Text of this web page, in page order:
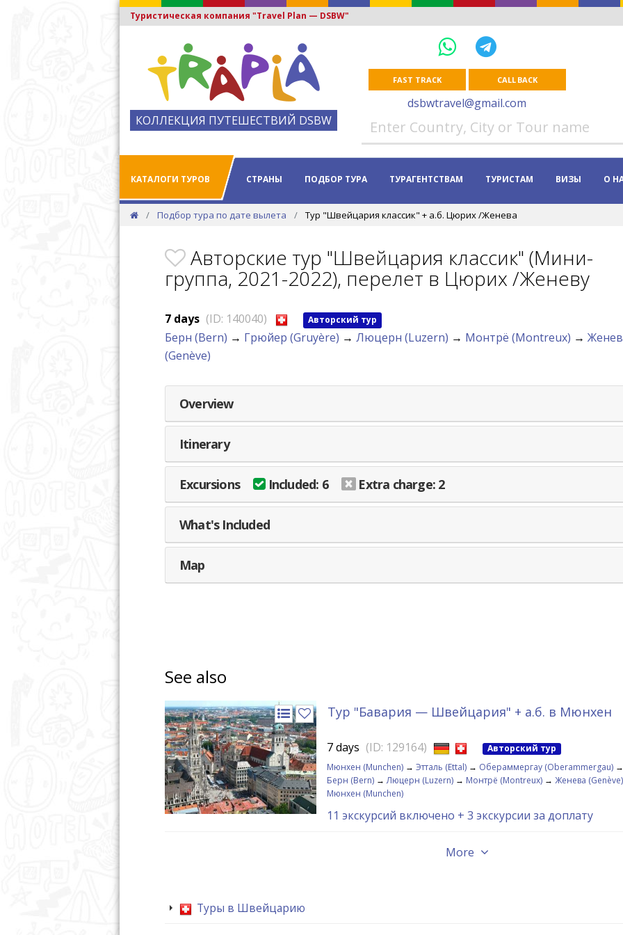
Туристическая компания "Travel Plan — DSBW"
КОЛЛЕКЦИЯ ПУТЕШЕСТВИЙ DSBW
FAST TRACK CALL BACK
dsbwtravel@gmail.com
КАТАЛОГИ ТУРОВ СТРАНЫ ПОДБОР ТУРА ТУРАГЕНТСТВАМ ТУРИСТАМ ВИЗЫ О
Подбор тура по дате вылета Тур "Швейцария классик" + а.б. Цюрих /Женева
Авторские тур "Швейцария классик" (Мини-
группа, 2021-2022), перелет в Цюрих /Женеву
7 days (ID: 140040) Авторский тур
Берн (Bern) → Грюйер (Gruyère) → Люцерн (Luzern) → Монтрё (Montreux) →
(Genève)
Overview
Itinerary
Excursions Included: 6 Extra charge: 2
What's Included
Map
See also
Тур "Бавария — Швейцария" + а.б. в Мюнхен
7 days (ID: 129164)
Авторский тур
Мюнхен (Munchen)→ Этталь (Ettal)→ Обераммергау (Oberammergau)
Берн (Bern)→Люцерн (Luzern)→ Монтрё (Montreux)→ Женева (Genève)
Мюнхен (Munchen)
11 экскурсий включено + 3 экскурсии за доплату
More
Туры в Швейцарию